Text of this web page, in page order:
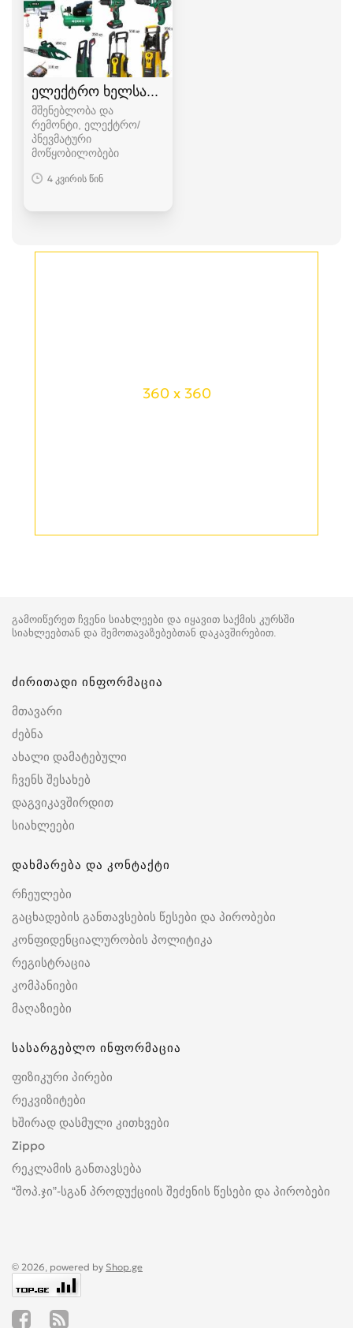
ელექტრო ხელსაწყოები
მშენებლობა და
რემონტი, ელექტრო/
პნევმატური
მოწყობილობები
4 კვირის წინ
360 x 360
გამოიწერეთ ჩვენი სიახლეები და იყავით საქმის კურსში
სიახლეებთან და შემოთავაზებებთან დაკავშირებით.
ძირითადი ინფორმაცია
მთავარი
ძებნა
ახალი დამატებული
ჩვენს შესახებ
დაგვიკავშირდით
სიახლეები
დახმარება და კონტაქტი
რჩეულები
გაცხადების განთავსების წესები და პირობები
კონფიდენციალურობის პოლიტიკა
რეგისტრაცია
კომპანიები
მაღაზიები
სასარგებლო ინფორმაცია
ფიზიკური პირები
რეკვიზიტები
ხშირად დასმული კითხვები
Zippo
რეკლამის განთავსება
“შოპ.ჯი”-სგან პროდუქციის შეძენის წესები და პირობები
© 2026, powered by Shop.ge